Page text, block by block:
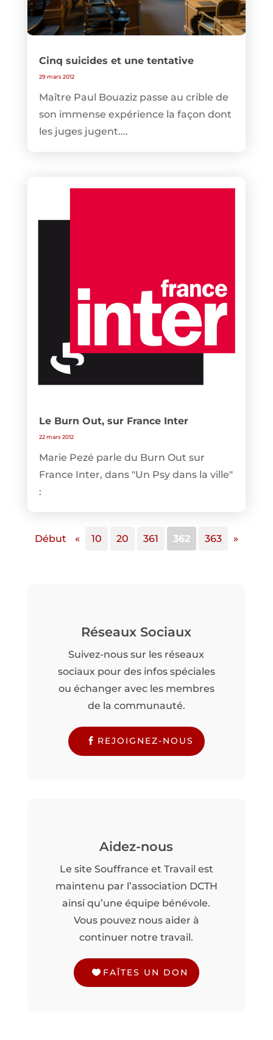
Cinq suicides et une tentative
29 mars 2012
Maître Paul Bouaziz passe au crible de
son immense expérience la façon dont
les juges jugent....
Le Burn Out, sur France Inter
22 mars 2012
Marie Pezé parle du Burn Out sur
France Inter, dans "Un Psy dans la ville"
:
Début « 10 20 361 362 363 »
Réseaux Sociaux
Suivez-nous sur les réseaux
sociaux pour des infos spéciales
ou échanger avec les membres
de la communauté.
REJOIGNEZ-NOUS
Aidez-nous
Le site Souffrance et Travail est
maintenu par l’association DCTH
ainsi qu’une équipe bénévole.
Vous pouvez nous aider à
continuer notre travail.
FAÎTES UN DON